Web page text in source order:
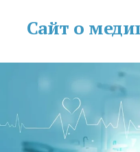
Сайт о